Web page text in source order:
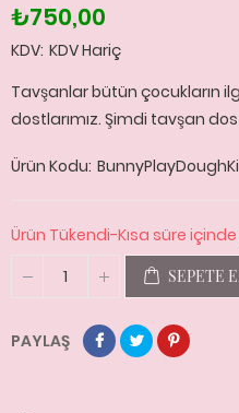
₺750,00
KDV KDV Hariç
Tavşanlar bütün çocukların
dostlarımız. Şimdi tavşan
Ürün Kodu
Ürün Tükendi-Kısa süre
SEPETE
PAYLAŞ